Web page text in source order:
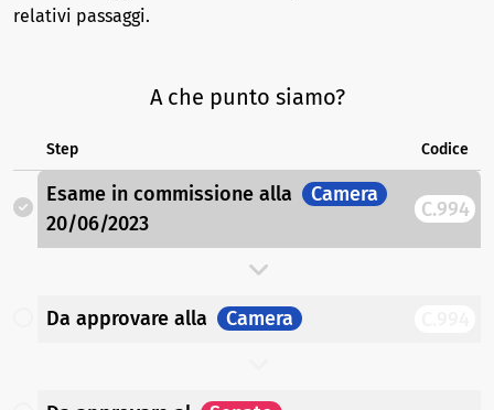
relativi passaggi.
A che punto siamo?
Step Codice
Esame in commissione alla
Camera
20/06/2023
C.994
Da approvare alla Camera